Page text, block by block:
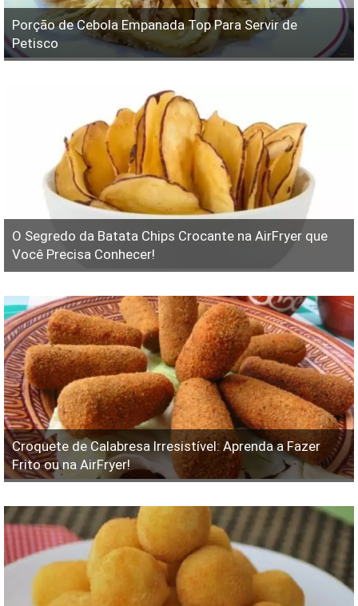
Porção de Cebola Empanada Top Para Servir de
Petisco
O Segredo da Batata Chips Crocante na AirFryer que
Você Precisa Conhecer!
Croquete de Calabresa Irresistível: Aprenda a Fazer
Frito ou na AirFryer!